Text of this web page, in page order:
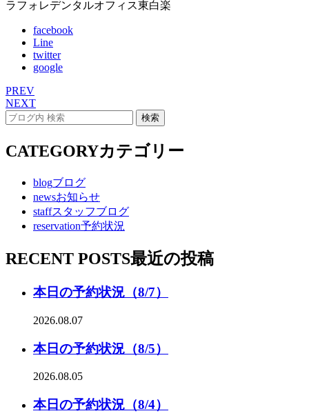
ラフォレデンタルオフィス東白楽
facebook
Line
twitter
google
PREV
NEXT
CATEGORYカテゴリー
blogブログ
newsお知らせ
staffスタッフブログ
reservation予約状況
RECENT POSTS最近の投稿
本日の予約状況（8/7）
2026.08.07
本日の予約状況（8/5）
2026.08.05
本日の予約状況（8/4）